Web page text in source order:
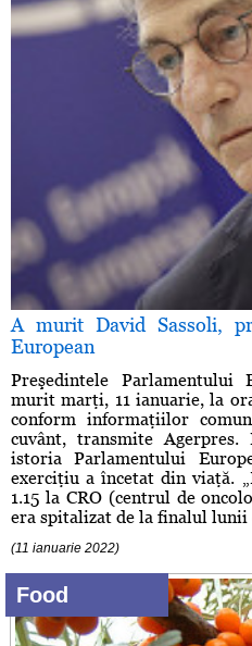
A murit David Sassoli,
European
Preşedintele Parlamentului
murit marţi, 11 ianuarie, la
conform informaţiilor
cuvânt, transmite
istoria Parlamentului
exerciţiu a încetat din viaţă.
1.15 la CRO (centrul de
era spitalizat de la finalul lunii
(11 ianuarie 2022)
Food